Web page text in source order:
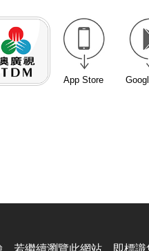
App Store
若繼續瀏覽此網站，即標